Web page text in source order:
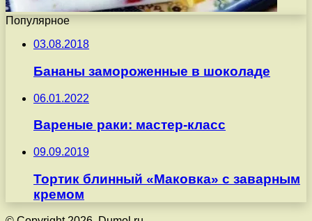
Популярное
03.08.2018
Бананы замороженные в шоколаде
06.01.2022
Вареные раки: мастер-класс
09.09.2019
Тортик блинный «Маковка» с заварным
кремом